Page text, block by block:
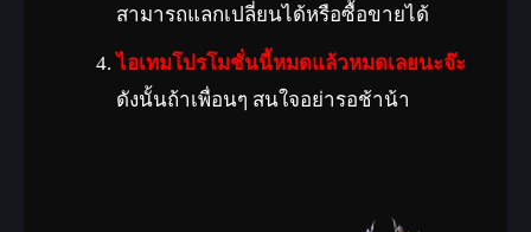
สามารถแลกเปลี่ยนได้หรือซื้อขายได้
ไอเทมโปรโมชั่นนี้หมดแล้วหมดเลยนะจ๊ะ
ดังนั้นถ้าเพื่อนๆ สนใจอย่ารอช้าน้า